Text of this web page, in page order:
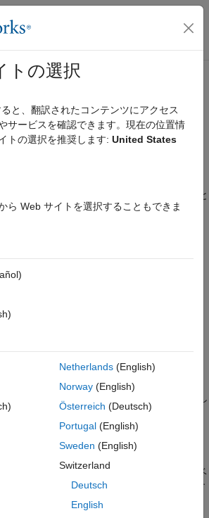
バス ナビゲーション メ
ーム
の AI
トの作成
を使用して、ラベル付き信号をラベルの定義と
を使用して、信号ラベ
す。
は、空のラベル付き信号セットを作成し
を追加するには、 addMembersを使用します。
義を追加するには、 addLabelDefinitions
は、入力データ ソース
のラベ
作成します。セットにラベルの定義を追加す
を使用します。
トの選択
と、翻訳されたコンテンツにアクセス
サービスを確認できます。現在の位置情
トの選択を推奨します: United States
ら Web サイトを選択することもできま
Netherlands(English)
Norway(English)
Österreich (Deutsch)
Portugal(English)
Sweden (English)
Switzerland
Deutsch
English